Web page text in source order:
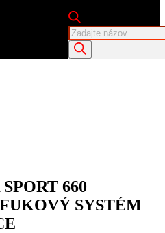
Products
search
660
SYSTÉM